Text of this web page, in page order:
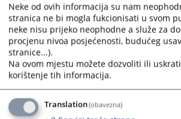
Trenutno nema
Neke od ovih informacija su nam
stranica ne bi mogla fukcionisati u svom
neke nisu prijeko neophodne a služe za
procjenu nivoa posjećenosti, budućeg
stranice...).
Na ovom mjestu možete dozvoliti ili
korištenje tih informacija.
Translation(obavezna)